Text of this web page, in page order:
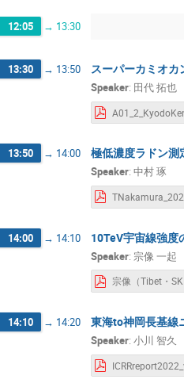
12:05 → 13:30
13:30 → 13:50 スーパーカミオ
Speaker: 田代 拓也
13:50 → 14:00 極低濃度ラドン測
Speaker: 中村 琢
14:00 → 14:10 10TeV宇宙線強度
Speaker: 宗像 一起
14:10 → 14:20 東海to神岡長基線
Speaker: 小川 智久